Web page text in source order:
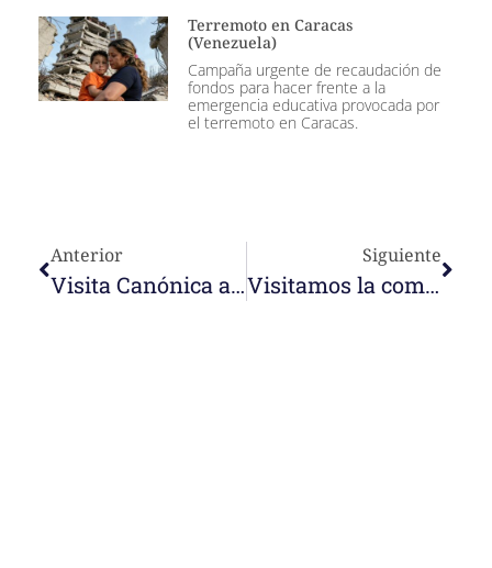
Terremoto en Caracas
(Venezuela)
Campaña urgente de recaudación de
fondos para hacer frente a la
emergencia educativa provocada por
el terremoto en Caracas.
Anterior
Visita Canónica a la comunidad de S. Joseph Manyanet en Mballa II (Cameroun)
Siguiente
Visitamos la comunidad y colegio Nuestra Señora de la Consolación de Táriba